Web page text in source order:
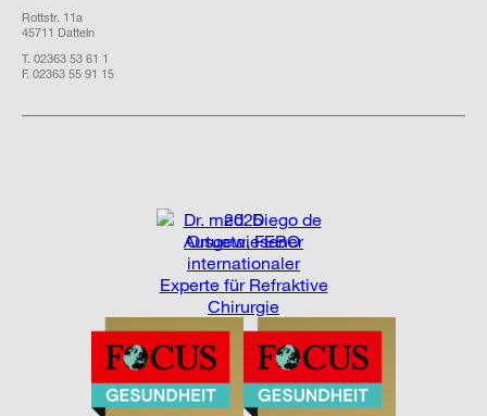
Rottstr. 11a
45711 Datteln
T. 02363 53 61 1
F. 02363 55 91 15
2025
Ausgewiesener
internationaler
Experte für Refraktive
Chirurgie